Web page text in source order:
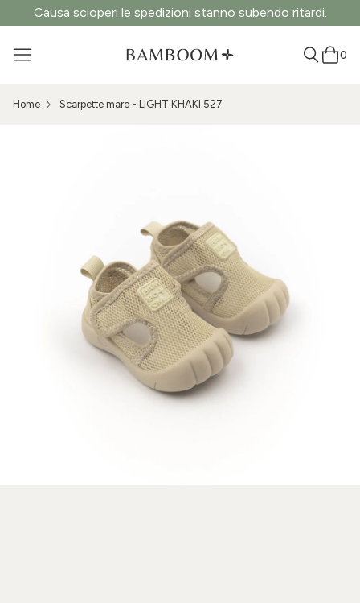
Causa scioperi le spedizioni stanno subendo ritardi.
0
Home Scarpette mare - LIGHT KHAKI 527